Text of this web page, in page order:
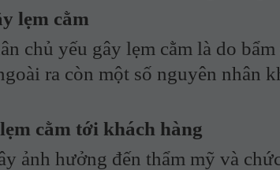
lẹm cằm
yếu gây lẹm cằm là do bẩm
ra còn một số nguyên nhân
cằm tới khách hàng
hưởng đến thẩm mỹ và chức